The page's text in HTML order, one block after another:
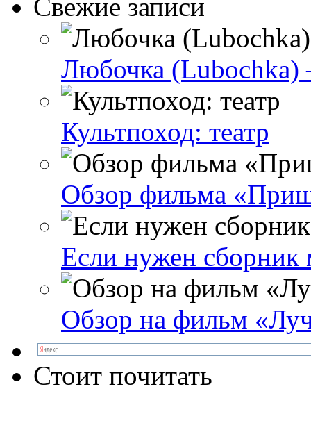
Свежие записи
Любочка (Lubochka)
Культпоход: театр
Обзор фильма
Если нужен
Обзор на фильм
Стоит почитать